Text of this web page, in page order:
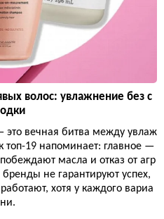
волос: увлажнение без с
вечная битва между увлаж
19 напоминает: главное —
масла и отказ от агр
не гарантируют успех,
хотя у каждого вариа